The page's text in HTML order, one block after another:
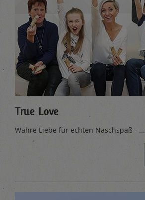
True Love
Wahre Liebe für echten Naschspaß - ...